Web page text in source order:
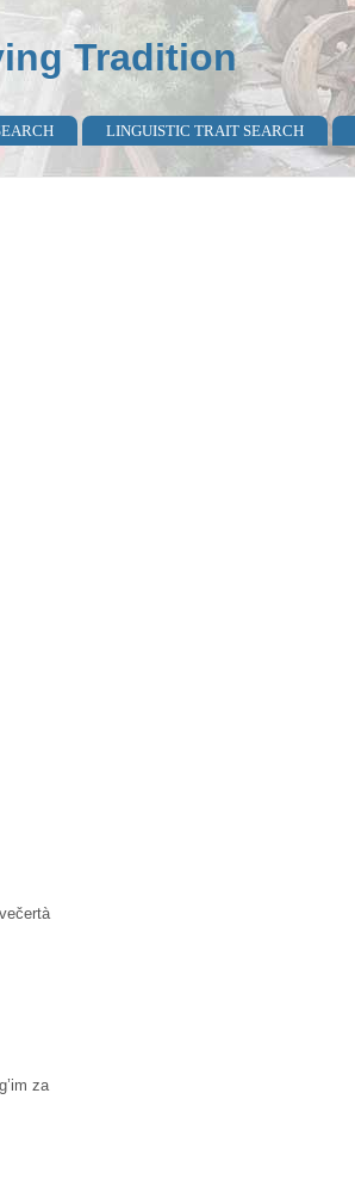
Tradition
LINGUISTIC TRAIT SEARCH
za